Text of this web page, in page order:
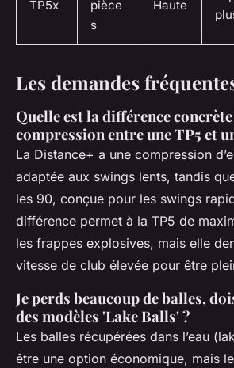
TP5x
pièce
s
Haute
Les demandes
Quelle est la différence
compression entre une TP5 et
La Distance+ a une compression
adaptée aux swings lents, tandis
les 90, conçue pour les swings
différence permet à la TP5 de
les frappes explosives, mais elle
vitesse de club élevée pour être
Je perds beaucoup de balles,
des modèles 'Lake Balls' ?
Les balles récupérées dans l’eau
être une option économique, mais